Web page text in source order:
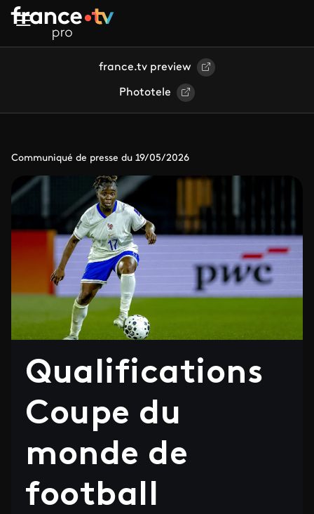
Aller au contenu principal
france.tv preview
Phototele
Communiqué de presse du 19/05/2026
Qualifications
Coupe du
monde de
football